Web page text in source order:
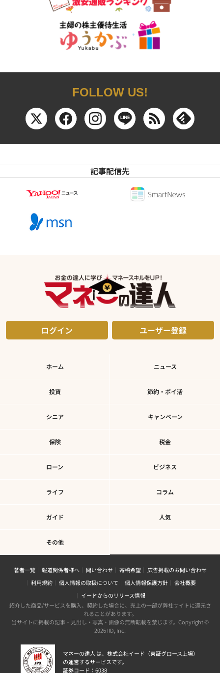
FOLLOW US!
記事配信先
ログイン ユーザー登録
ホーム ニュース
投資 節約・ポイ活
シニア キャンペーン
保険 税金
ローン ビジネス
ライフ コラム
ガイド 人気
その他
著者一覧 報道関係者様へ 問い合わせ 寄稿希望
広告掲載のお問い合わせ
利用規約
個人情報の取扱について 個人情報保護方針
会社概要
イードからのリリース情報
紹介した商品/サービスを購入、契約した場合に、売上の一部が弊社サイトに還元さ
れることがあります。
当サイトに掲載の記事・見出し・写真・画像の無断転載を禁じます。Copyright ©
2026 IID, Inc.
マネーの達人 は、株式会社イード（東証グロース上場）
の運営するサービスです。
証券コード：6038